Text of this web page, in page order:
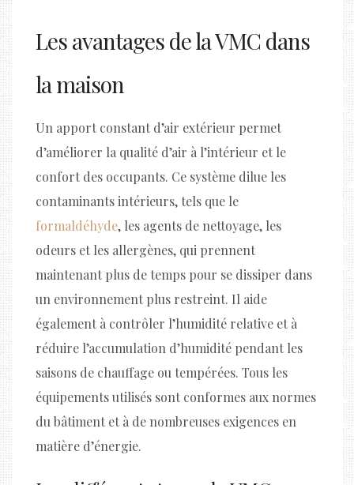
Les avantages de la VMC dans
la maison
Un apport constant d’air extérieur permet
d’améliorer la qualité d’air à l’intérieur et le
confort des occupants. Ce système dilue les
contaminants intérieurs, tels que le
formaldéhyde, les agents de nettoyage, les
odeurs et les allergènes, qui prennent
maintenant plus de temps pour se dissiper dans
un environnement plus restreint. Il aide
également à contrôler l’humidité relative et à
réduire l’accumulation d’humidité pendant les
saisons de chauffage ou tempérées. Tous les
équipements utilisés sont conformes aux normes
du bâtiment et à de nombreuses exigences en
matière d’énergie.